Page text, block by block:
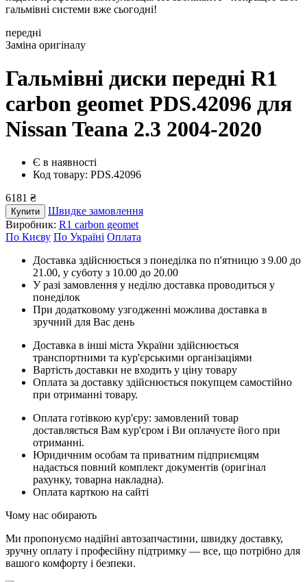
гальмівні системи вже сьогодні!
передні
Заміна оригіналу
Гальмівні диски передні R1
carbon geomet PDS.42096 для
Nissan Teana 2.3 2004-2020
Є в наявності
Код товару: PDS.42096
6181 ₴
Купити
Швидке замовлення
Виробник: R1 carbon geomet
По Києву По Україні Оплата
Доставка здійснюється з понеділка по п'ятницю з 9.00 до
21.00, у суботу з 10.00 до 20.00
У разі замовлення у неділю доставка проводиться у
понеділок
При додатковому узгодженні можлива доставка в
зручний для Вас день
Доставка в інші міста України здійснюється
транспортними та кур'єрськими організаціями
Вартість доставки не входить у ціну товару
Оплата за доставку здійснюється покупцем самостійно
при отриманні товару.
Оплата готівкою кур'єру: замовлений товар
доставляється Вам кур'єром і Ви оплачуєте його при
отриманні.
Юридичним особам та приватним підприємцям
надається повний комплект документів (оригінал
рахунку, товарна накладна).
Оплата карткою на сайті
Чому нас обирають
Ми пропонуємо надійні автозапчастини, швидку доставку,
зручну оплату і професійну підтримку — все, що потрібно для
вашого комфорту і безпеки.